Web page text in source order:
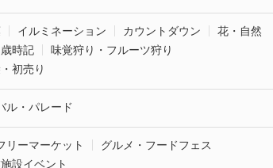
イルミネーション カウントダウン
花・自然
時記
味覚狩り・フルーツ狩り
初売り
ル・パレード
リーマーケット
グルメ・フードフェス
設イベント